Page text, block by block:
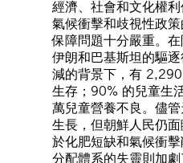
經濟、社會和文化權利
氣候衝擊和歧視性政
保障問題十分嚴重。
伊朗和巴基斯坦的驅
減的背景下，有
生存；90% 的兒童生
萬兒童營養不良。儘
生長，但朝鮮人民仍
於化肥短缺和氣候衝
分配體系的失靈則加劇